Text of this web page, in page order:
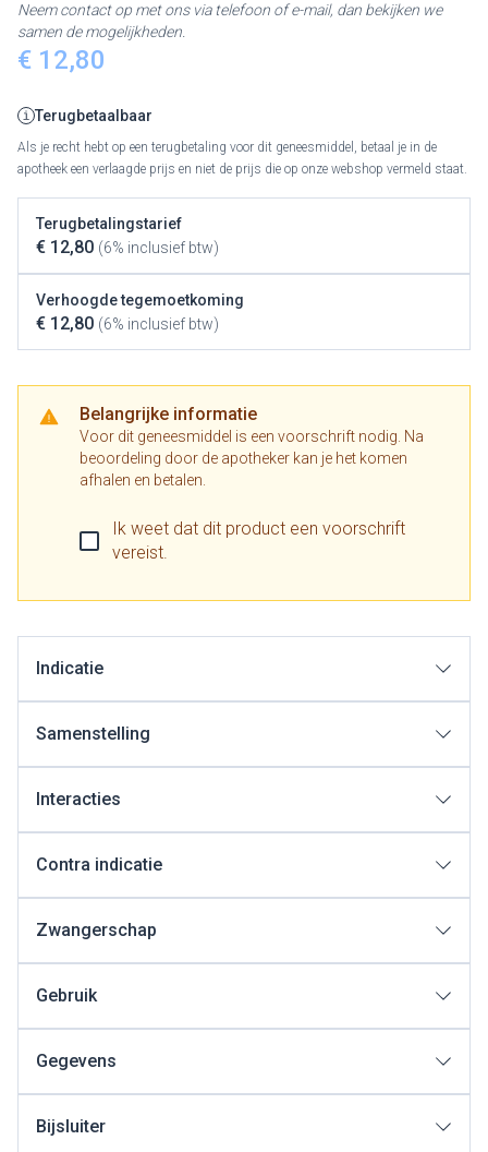
€ 12,80
Terugbetaalbaar
Als je recht hebt op een terugbetaling voor dit geneesmiddel, betaal je in de
apotheek een verlaagde prijs en niet de prijs die op onze webshop vermeld staat.
Terugbetalingstarief
€ 12,80 (6% inclusief btw)
Verhoogde tegemoetkoming
€ 12,80 (6% inclusief btw)
Belangrijke informatie
Voor dit geneesmiddel is een voorschrift nodig. Na
beoordeling door de apotheker kan je het komen
afhalen en betalen.
Ik weet dat dit product een voorschrift
vereist.
Neem contact op met ons via telefoon of e-mail, dan bekijken we
samen de mogelijkheden.
Indicatie
Samenstelling
Interacties
Contra indicatie
Zwangerschap
Gebruik
Gegevens
Bijsluiter